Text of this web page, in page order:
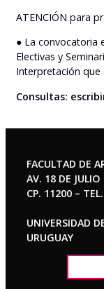
ATENCIÓN para
● La convocatoria
Electivas y
Interpretación que
Consultas:
FACULTAD DE
AV. 18 DE
CP. 11200 –
UNIVERSIDAD
URUGUAY